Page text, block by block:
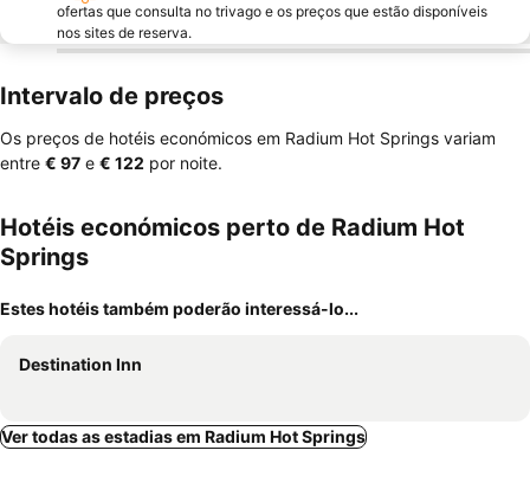
ofertas que consulta no trivago e os preços que estão disponíveis
nos sites de reserva.
Intervalo de preços
Os preços de hotéis económicos em Radium Hot Springs variam
entre ‎€ 97 e ‎€ 122 por noite.
Hotéis económicos perto de Radium Hot
Springs
Estes hotéis também poderão interessá-lo...
Destination Inn
Ver todas as estadias em Radium Hot Springs